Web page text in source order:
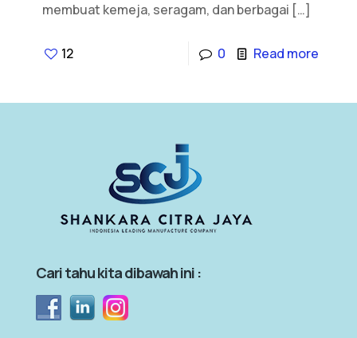
membuat kemeja, seragam, dan berbagai […]
12 0 Read more
Cari tahu kita dibawah ini :